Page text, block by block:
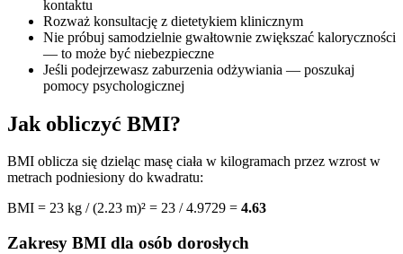
kontaktu
Rozważ konsultację z dietetykiem klinicznym
Nie próbuj samodzielnie gwałtownie zwiększać kaloryczności
— to może być niebezpieczne
Jeśli podejrzewasz zaburzenia odżywiania — poszukaj
pomocy psychologicznej
Jak obliczyć BMI?
BMI oblicza się dzieląc masę ciała w kilogramach przez wzrost w
metrach podniesiony do kwadratu:
BMI = 23 kg / (2.23 m)² = 23 / 4.9729 = 4.63
Zakresy BMI dla osób dorosłych